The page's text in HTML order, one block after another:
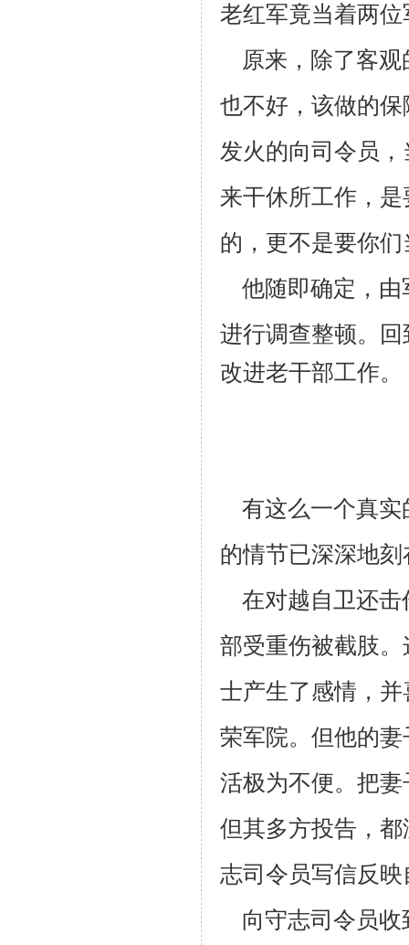
老红军竟当着两位
原来，除了客观
也不好，该做的
发火的向司令员，
来干休所工作，
的，更不是要你
他随即确定，由
进行调查整顿。
改进老干部工作。
有这么一个真实
的情节已深深地
在对越自卫还击
部受重伤被截肢
士产生了感情，并
荣军院。 但他的
活极为不便。把
但其多方投告，
志司令员写信反映
向守志司令员收